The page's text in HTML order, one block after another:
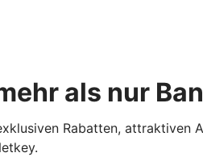
als nur
Rabatten,